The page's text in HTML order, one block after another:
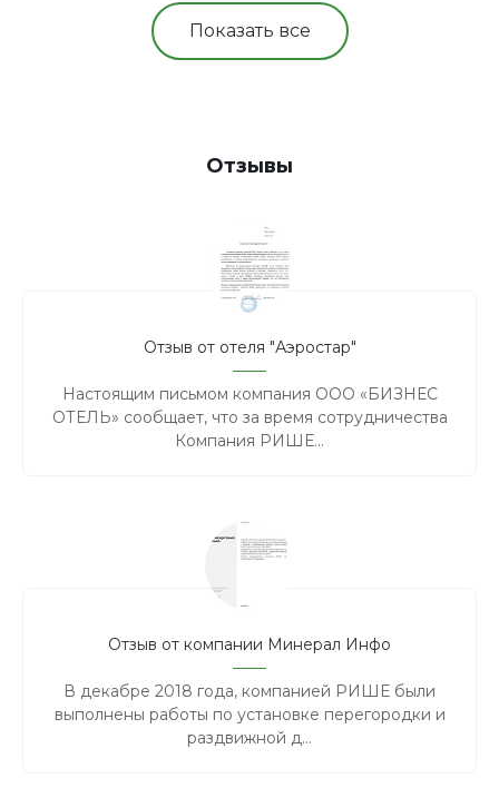
Показать все
Отзывы
Отзыв от отеля "Аэростар"
Настоящим письмом компания ООО «БИЗНЕС
ОТЕЛЬ» сообщает, что за время сотрудничества
Компания РИШЕ...
Отзыв от компании Минерал Инфо
В декабре 2018 года, компанией РИШЕ были
выполнены работы по установке перегородки и
раздвижной д...